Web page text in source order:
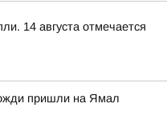
14 августа отмечается
пришли на Ямал